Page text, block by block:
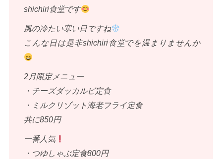
shichiri食堂です
風の冷たい寒い日ですね
こんな日は是非shichiri食堂でを温まりませんか
2月限定メニュー
・チーズダッカルビ定食
・ミルクリゾット海老フライ定食
共に850円
一番人気
・つゆしゃぶ定食800円